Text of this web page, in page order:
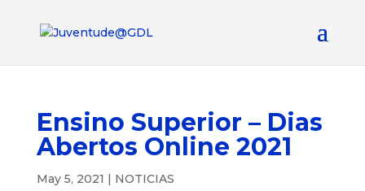
Ensino Superior – Dias
Abertos Online 2021
May 5, 2021 | NOTICIAS